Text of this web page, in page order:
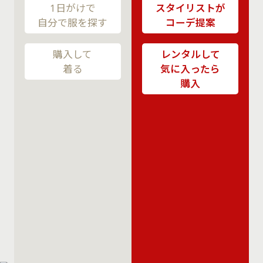
1日がけで
自分で服を探す
購入して
着る
スタイリストが
コーデ提案
レンタルして
気に入ったら
購入